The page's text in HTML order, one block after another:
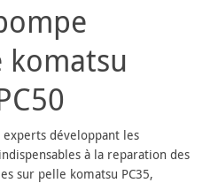
développant les
à la reparation des
sur pelle komatsu PC35,